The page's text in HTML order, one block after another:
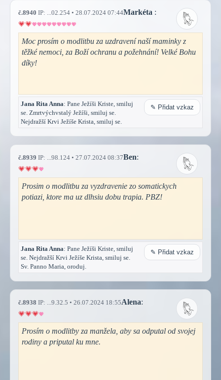
č.8940 IP: ...02.254 • 28.07.2024 07:44Markéta :
Moc prosím o modlitbu za uzdravení naší maminky z
těžké nemoci, za Boží ochranu a požehnání! Velké Bohu
díky!
Jana Rita Anna: Pane Ježíši Kriste, smiluj
se. Zmrtvýchvstalý Ježíši, smiluj se.
Nejdražší Krvi Ježíše Krista, smiluj se.
✎ Přidat vzkaz
č.8939 IP: ...98.124 • 27.07.2024 08:37Ben:
Prosim o modlitbu za vyzdravenie zo somatickych
potiazi, ktore ma uz dlhsiu dobu trapia. PBZ!
Jana Rita Anna: Pane Ježíši Kriste, smiluj
se. Nejdražší Krvi Ježíše Krista, smiluj se.
Sv. Panno Maria, oroduj.
✎ Přidat vzkaz
č.8938 IP: ...9.32.5 • 26.07.2024 18:55Alena:
Prosím o modlitby za manžela, aby sa odputal od svojej
rodiny a priputal ku mne.